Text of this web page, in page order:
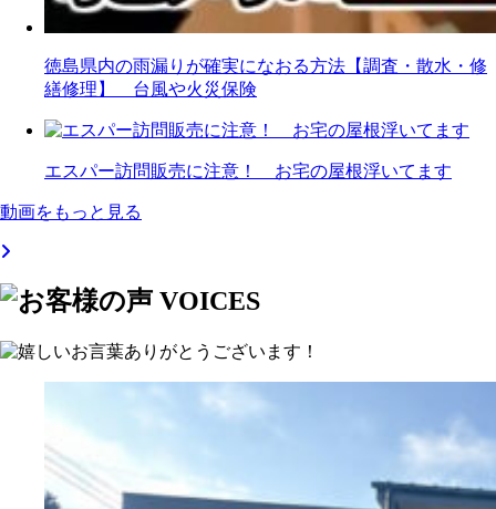
徳島県内の雨漏りが確実になおる方法【調査・散水・修
繕修理】 台風や火災保険
エスパー訪問販売に注意！ お宅の屋根浮いてます
動画をもっと見る